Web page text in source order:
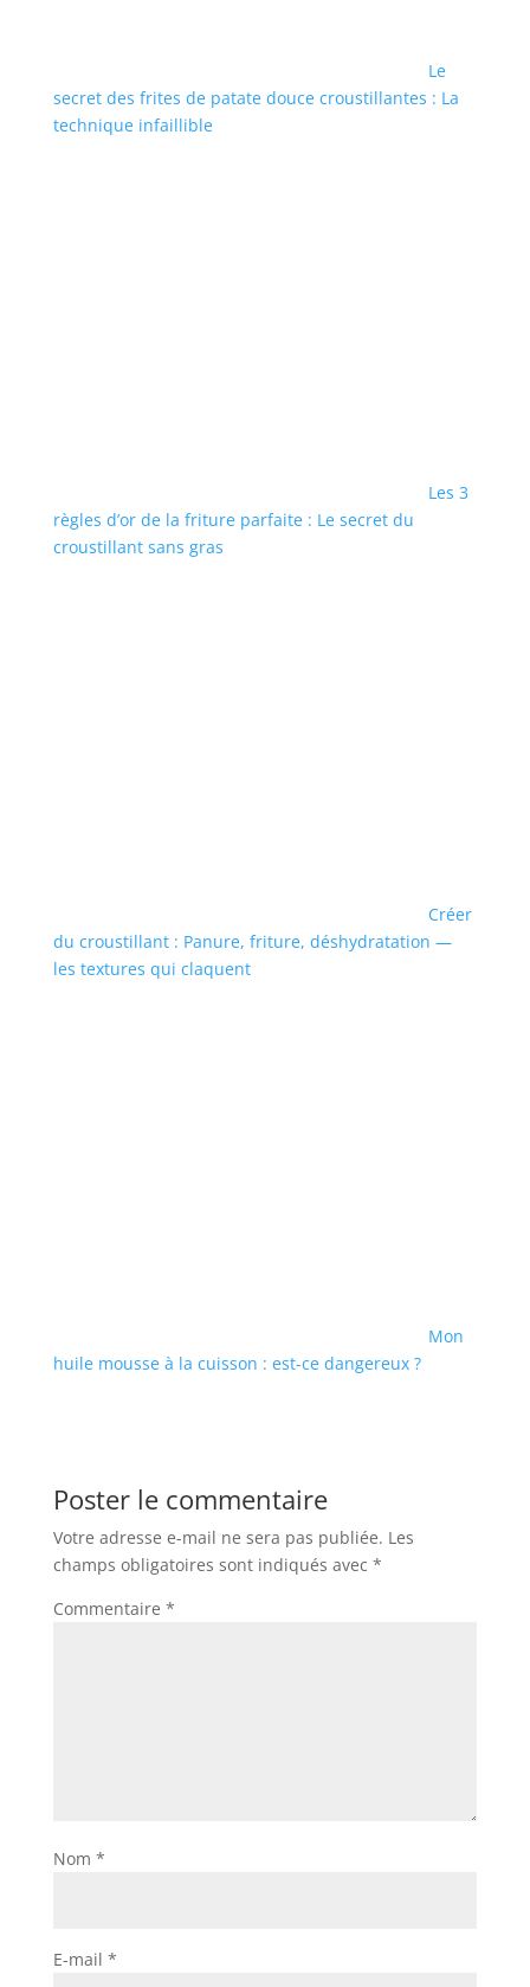
Le
secret des frites de patate douce croustillantes : La
technique infaillible
Les 3
règles d’or de la friture parfaite : Le secret du
croustillant sans gras
Créer
du croustillant : Panure, friture, déshydratation —
les textures qui claquent
Mon
huile mousse à la cuisson : est-ce dangereux ?
Poster le commentaire
Votre adresse e-mail ne sera pas publiée. Les
champs obligatoires sont indiqués avec *
Commentaire *
Nom *
E-mail *